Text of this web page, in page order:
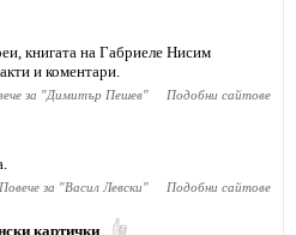
книгата на Габриеле Нисим
и коментари.
за "Димитър Пешев" Подобни сайтове
Повече за "Васил Левски" Подобни сайтове
картички